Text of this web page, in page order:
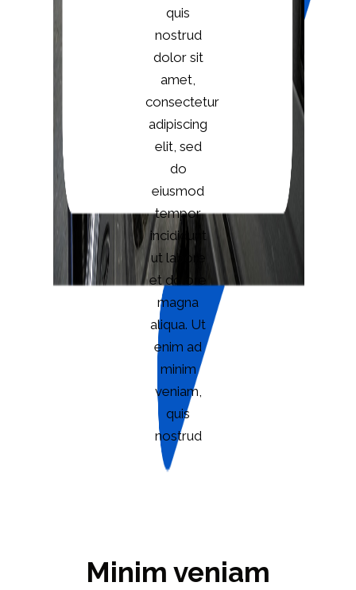
quis
nostrud
dolor sit
amet,
consectetur
adipiscing
elit, sed
do
eiusmod
tempor
incididunt
ut labore
et dolore
magna
aliqua. Ut
enim ad
minim
veniam,
quis
nostrud
Minim veniam